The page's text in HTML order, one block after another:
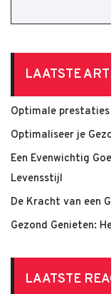
LAATSTE
Optimale
Optimaliseer je
Een Evenwichtig
Levensstijl
De Kracht van een
Gezond Genieten:
LAATSTE